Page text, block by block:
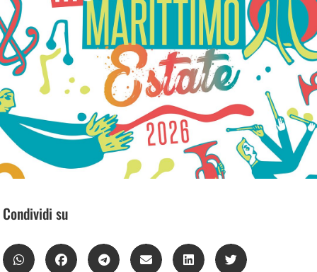
Condividi su